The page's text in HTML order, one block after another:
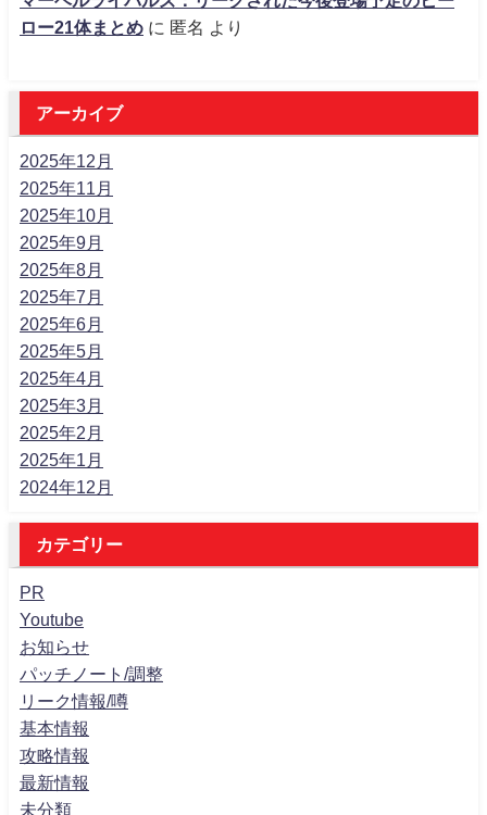
ロー21体まとめ に 匿名 より
アーカイブ
2025年12月
2025年11月
2025年10月
2025年9月
2025年8月
2025年7月
2025年6月
2025年5月
2025年4月
2025年3月
2025年2月
2025年1月
2024年12月
カテゴリー
PR
Youtube
お知らせ
パッチノート/調整
リーク情報/噂
基本情報
攻略情報
最新情報
未分類